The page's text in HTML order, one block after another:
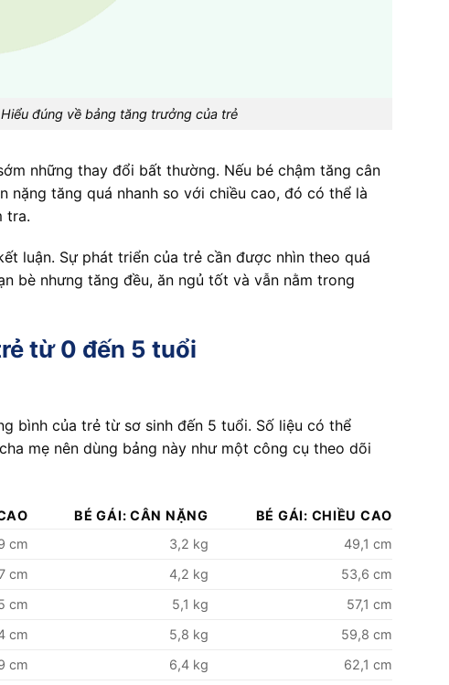
đúng về bảng tăng trưởng của trẻ
những thay đổi bất thường. Nếu bé chậm tăng cân
nặng tăng quá nhanh so với chiều cao, đó có thể là
tra.
luận. Sự phát triển của trẻ cần được nhìn theo quá
bè nhưng tăng đều, ăn ngủ tốt và vẫn nằm trong
từ 0 đến 5 tuổi
bình của trẻ từ sơ sinh đến 5 tuổi. Số liệu có thể
mẹ nên dùng bảng này như một công cụ theo dõi
BÉ GÁI: CÂN NẶNG
BÉ GÁI: CHIỀU CAO
cm 3,2 kg
49,1 cm
cm 4,2 kg
53,6 cm
cm 5,1 kg
57,1 cm
cm 5,8 kg
59,8 cm
cm 6,4 kg
62,1 cm